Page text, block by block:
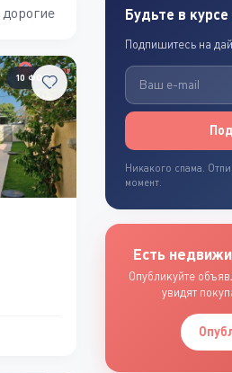
дорогие
10 ФОТО
Будьте в
Подпишитесь на
Никакого спама.
момент.
Есть
Опубликуйте
увидят